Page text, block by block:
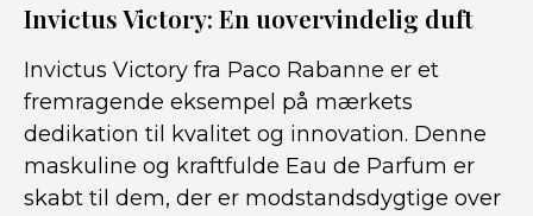
Invictus Victory: En uovervindelig duft
Invictus Victory fra Paco Rabanne er et
fremragende eksempel på mærkets
dedikation til kvalitet og innovation. Denne
maskuline og kraftfulde Eau de Parfum er
skabt til dem, der er modstandsdygtige over